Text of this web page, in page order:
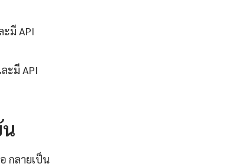
มี API
ะมี API
กลายเป็น